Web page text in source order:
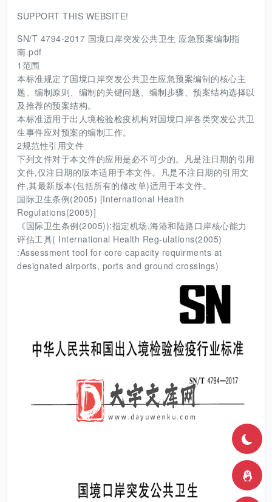
SUPPORT THIS WEBSITE!
SN/T 4794-2017 国境口岸突发公共卫生 应急预案编制指
南.pdf
1范围
本标准规定了国境口岸突发公共卫生应急预案编制的核心主
题、编制原则、编制的关键问题、编制步骤、预案结构选择以
及推荐的预案结构。
本标准适用于出人境检验检疫机构对国境口岸各类突发公共卫
生事件应对预案的编制工作。
2规范性引用文件
下列文件对于本文件的应用是必不可少的。凡是注日期的引用
文件,仅注日期的版本适用于本文件。凡是不注日期的引用文
件,其最新版本(包括所有的修改单)适用于本文件。
国际卫生条例(2005) [International Health
Regulations(2005)]
《国际卫生条例(2005)):指定机场,海港和陆路口岸核心能力
评估工具( International Health Reg-ulations(2005)
:Assessment tool for core capacity requirments at
designated airports, ports and ground crossings)